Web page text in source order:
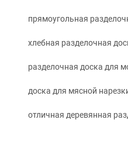
прямоугольная
хлебная разделочная
разделочная доска для
доска для мясной
отличная деревянная